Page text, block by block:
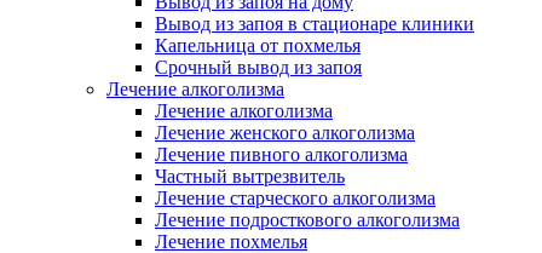
Вывод из запоя в стационаре клиники
Капельница от похмелья
Срочный вывод из запоя
Лечение алкоголизма
Лечение алкоголизма
Лечение женского алкоголизма
Лечение пивного алкоголизма
Частный вытрезвитель
Лечение старческого алкоголизма
Лечение подросткового алкоголизма
Лечение похмелья